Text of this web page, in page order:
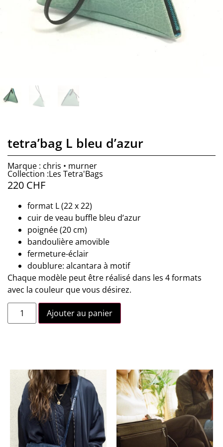
tetra’bag L bleu d’azur
Marque : chris • murner
Collection :Les Tetra'Bags
220 CHF
format L (22 x 22)
cuir de veau buffle bleu d’azur
poignée (20 cm)
bandoulière amovible
fermeture-éclair
doublure: alcantara à motif
Chaque modèle peut être réalisé dans les 4 formats
avec la couleur que vous désirez.
Ajouter au panier